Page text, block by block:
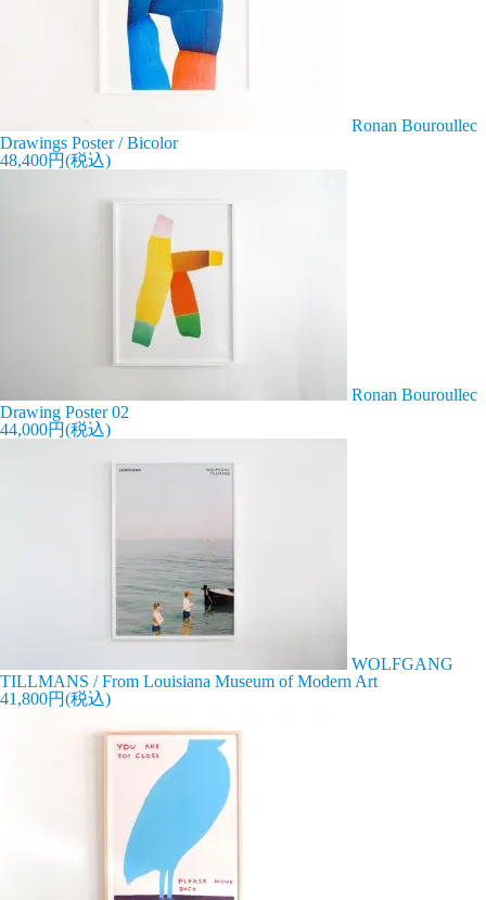
Ronan Bouroullec
Drawings Poster / Bicolor
48,400円(税込)
Ronan Bouroullec
Drawing Poster 02
44,000円(税込)
WOLFGANG
TILLMANS / From Louisiana Museum of Modern Art
41,800円(税込)